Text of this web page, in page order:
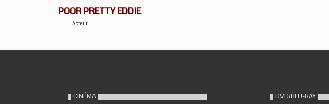
POOR PRETTY EDDIE
Acteur
CINÉMA DVD/BLU-RAY